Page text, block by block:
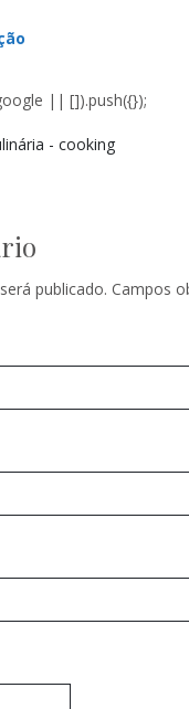
|| []).push({});
- cooking
publicado. Campos